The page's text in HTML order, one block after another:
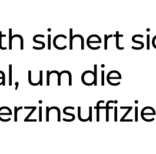
sichert
um die